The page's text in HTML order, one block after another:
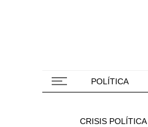
POLÍTICA
CRISIS POLÍTICA